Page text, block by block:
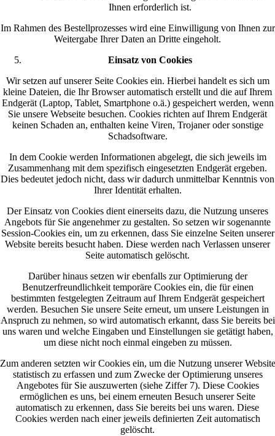
Ihnen erforderlich ist.
Im Rahmen des Bestellprozesses wird eine Einwilligung von Ihnen zur
Weitergabe Ihrer Daten an Dritte eingeholt.
Einsatz von Cookies
Wir setzen auf unserer Seite Cookies ein. Hierbei handelt es sich um
kleine Dateien, die Ihr Browser automatisch erstellt und die auf Ihrem
Endgerät (Laptop, Tablet, Smartphone o.ä.) gespeichert werden, wenn
Sie unsere Webseite besuchen. Cookies richten auf Ihrem Endgerät
keinen Schaden an, enthalten keine Viren, Trojaner oder sonstige
Schadsoftware.
In dem Cookie werden Informationen abgelegt, die sich jeweils im
Zusammenhang mit dem spezifisch eingesetzten Endgerät ergeben.
Dies bedeutet jedoch nicht, dass wir dadurch unmittelbar Kenntnis von
Ihrer Identität erhalten.
Der Einsatz von Cookies dient einerseits dazu, die Nutzung unseres
Angebots für Sie angenehmer zu gestalten. So setzen wir sogenannte
Session-Cookies ein, um zu erkennen, dass Sie einzelne Seiten unserer
Website bereits besucht haben. Diese werden nach Verlassen unserer
Seite automatisch gelöscht.
Darüber hinaus setzen wir ebenfalls zur Optimierung der
Benutzerfreundlichkeit temporäre Cookies ein, die für einen
bestimmten festgelegten Zeitraum auf Ihrem Endgerät gespeichert
werden. Besuchen Sie unsere Seite erneut, um unsere Leistungen in
Anspruch zu nehmen, so wird automatisch erkannt, dass Sie bereits bei
uns waren und welche Eingaben und Einstellungen sie getätigt haben,
um diese nicht noch einmal eingeben zu müssen.
Zum anderen setzten wir Cookies ein, um die Nutzung unserer Website
statistisch zu erfassen und zum Zwecke der Optimierung unseres
Angebotes für Sie auszuwerten (siehe Ziffer 7). Diese Cookies
ermöglichen es uns, bei einem erneuten Besuch unserer Seite
automatisch zu erkennen, dass Sie bereits bei uns waren. Diese
Cookies werden nach einer jeweils definierten Zeit automatisch
gelöscht.